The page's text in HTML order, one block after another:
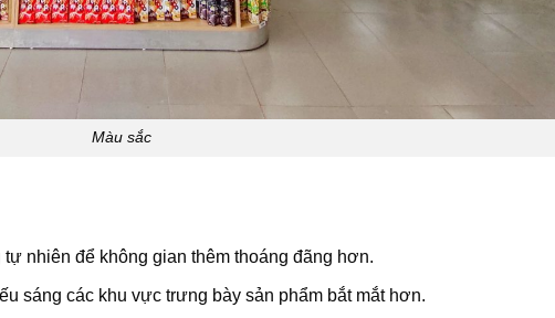
Màu sắc
nhiên để không gian thêm thoáng đãng hơn.
sáng các khu vực trưng bày sản phẩm bắt mắt hơn.